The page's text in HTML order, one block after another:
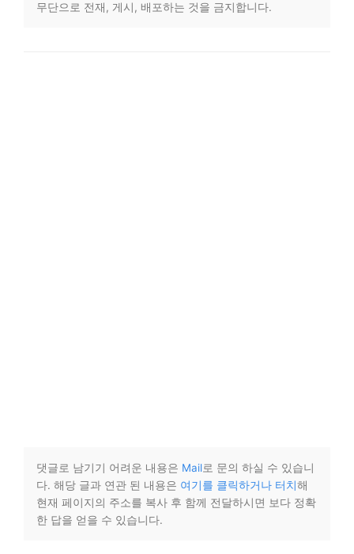
무단으로 전재, 게시, 배포하는 것을 금지합니다.
댓글로 남기기 어려운 내용은 Mail로 문의 하실 수 있습니
다. 해당 글과 연관 된 내용은 여기를 클릭하거나 터치해
현재 페이지의 주소를 복사 후 함께 전달하시면 보다 정확
한 답을 얻을 수 있습니다.